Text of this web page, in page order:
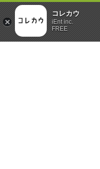
コレカウ
iEnt inc.
FREE